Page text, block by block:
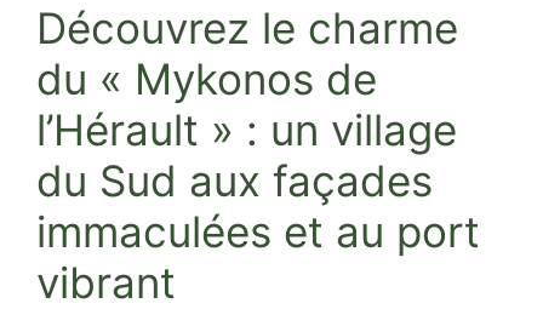
Découvrez le charme
du « Mykonos de
l’Hérault » : un village
du Sud aux façades
immaculées et au port
vibrant